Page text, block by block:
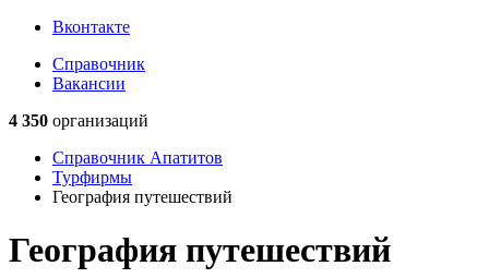
Вконтакте
Справочник
Вакансии
4 350 организаций
Справочник Апатитов
Турфирмы
География путешествий
География путешествий